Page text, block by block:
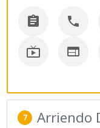
 
 
7 Arriendo